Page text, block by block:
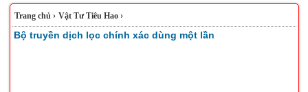
Trang chủ› Vật Tư Tiêu Hao ›
Bộ truyền dịch lọc chính xác dùng một lần